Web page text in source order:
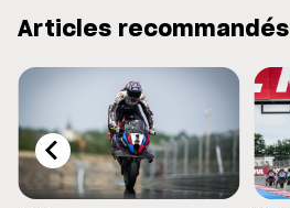
Articles recommandés